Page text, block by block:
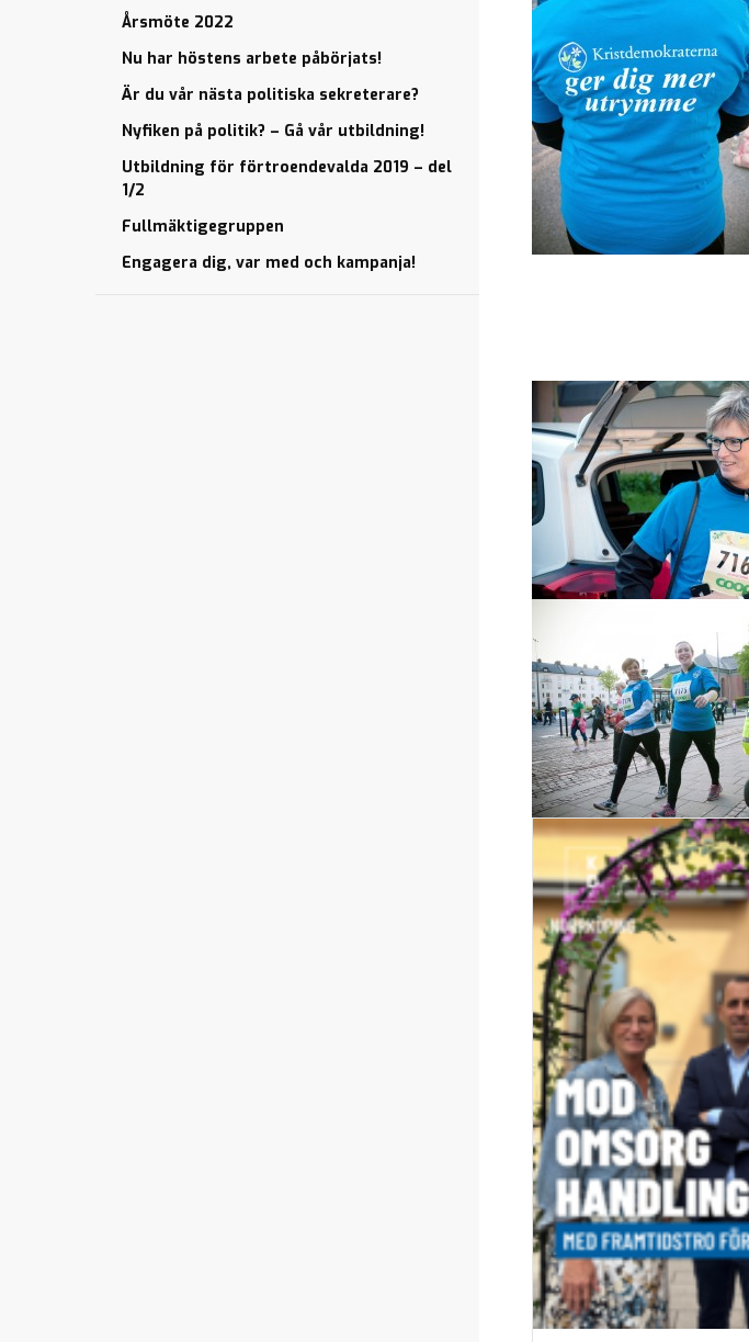
vuxenutbildningsnämnden)
Vill du
lokalpolitiska
inriktning?
Partidistriktsårsmöte
10:e april
Årsmöte
KD-
Norrköping
Årsmöte 2022
Nu har höstens arbete påbörjats!
Är du vår nästa politiska sekreterare?
Nyfiken på politik? – Gå vår utbildning!
Utbildning för förtroendevalda 2019 – del
1/2
Fullmäktigegruppen
Engagera dig, var med och kampanja!